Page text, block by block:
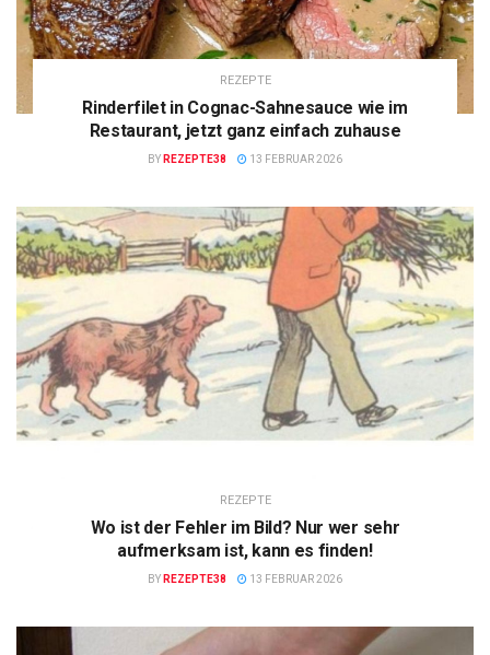
REZEPTE
Rinderfilet in Cognac-Sahnesauce wie im
Restaurant, jetzt ganz einfach zuhause
BY REZEPTE38 13 FEBRUAR 2026
REZEPTE
Wo ist der Fehler im Bild? Nur wer sehr
aufmerksam ist, kann es finden!
BY REZEPTE38 13 FEBRUAR 2026